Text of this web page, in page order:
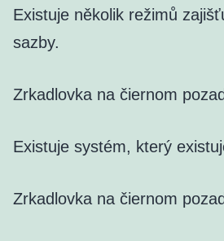
Existuje několik režimů
sazby.
Zrkadlovka na čiernom
Existuje systém, který
Zrkadlovka na čiernom